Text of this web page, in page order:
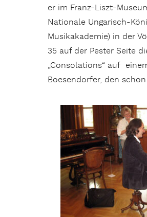
er im Franz-Liszt-
Nationale Ungarisch-
Musikakademie) in der
35 auf der Pester Seite
„Consolations“ auf
Boesendorfer, den